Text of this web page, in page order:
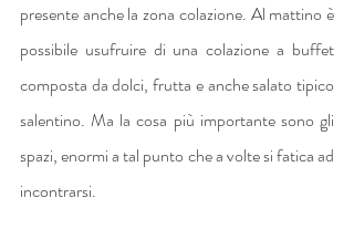
presente anche la zona colazione. Al mattino è
possibile usufruire di una colazione a buffet
composta da dolci, frutta e anche salato tipico
salentino. Ma la cosa più importante sono gli
spazi, enormi a tal punto che a volte si fatica ad
incontrarsi.